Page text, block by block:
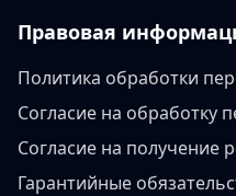
Правовая
Политика обработки
Согласие на обработку
Согласие на получение
Гарантийные